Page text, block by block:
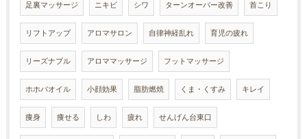
足裏マッサージ ニキビ シワ ターンオーバー改善 首こり
リフトアップ アロマサロン 自律神経乱れ 育児の疲れ
リーズナブル アロママッサージ フットマッサージ
ホホバオイル 小顔効果 脂肪燃焼 くま・くすみ キレイ
痩身 痩せる しわ 疲れ せんげん台東口